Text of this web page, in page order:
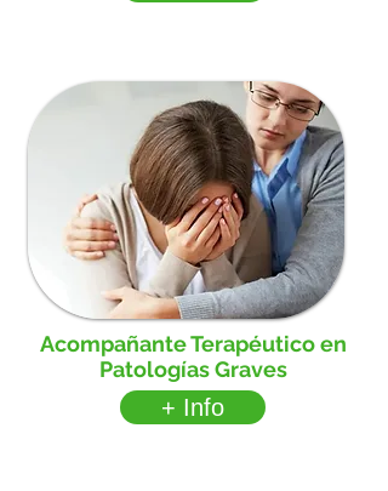
Acompañante Terapéutico en
Patologías Graves
+ Info